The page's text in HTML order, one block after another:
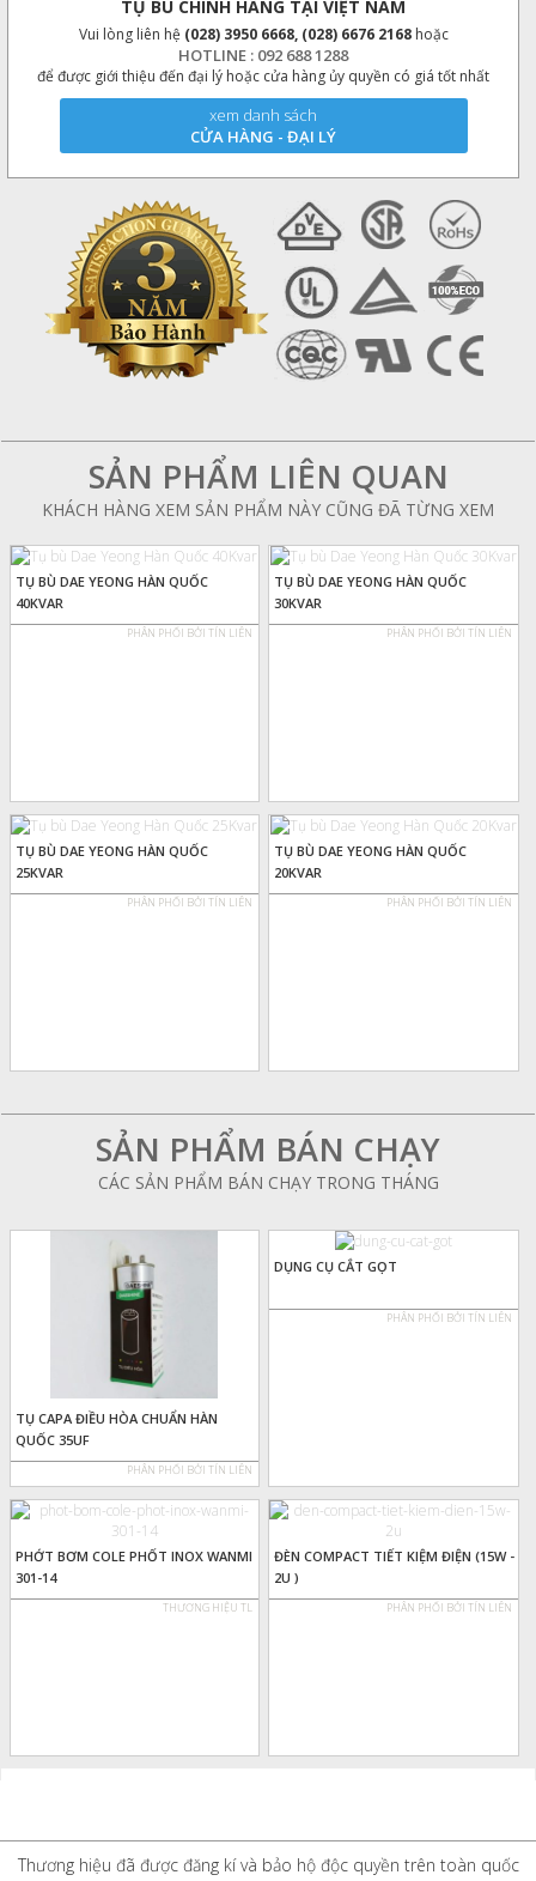
TỤ BÙ CHÍNH HÃNG TẠI VIỆT NAM
Vui lòng liên hệ (028) 3950 6668, (028) 6676 2168hoặc
HOTLINE : 092 688 1288
để được giới thiệu đến đại lý hoặc cửa hàng ủy quyền có giá tốt nhất
xem danh sách
CỬA HÀNG - ĐẠI LÝ
SẢN PHẨM LIÊN QUAN
KHÁCH HÀNG XEM SẢN PHẨM NÀY CŨNG ĐÃ TỪNG XEM
TỤ BÙ DAE YEONG HÀN QUỐC
40KVAR
PHÂN PHỐI BỞI TÍN LIÊN
TỤ BÙ DAE YEONG HÀN QUỐC
30KVAR
PHÂN PHỐI BỞI TÍN LIÊN
TỤ BÙ DAE YEONG HÀN QUỐC
25KVAR
PHÂN PHỐI BỞI TÍN LIÊN
TỤ BÙ DAE YEONG HÀN QUỐC
20KVAR
PHÂN PHỐI BỞI TÍN LIÊN
SẢN PHẨM BÁN CHẠY
CÁC SẢN PHẨM BÁN CHẠY TRONG THÁNG
TỤ CAPA ĐIỀU HÒA CHUẨN HÀN
QUỐC 35UF
PHÂN PHỐI BỞI TÍN LIÊN
DỤNG CỤ CẮT GỌT
PHÂN PHỐI BỞI TÍN LIÊN
PHỚT BƠM COLE PHỐT INOX WANMI
301-14
THƯƠNG HIỆU TL
ĐÈN COMPACT TIẾT KIỆM ĐIỆN (15W -
2U )
PHÂN PHỐI BỞI TÍN LIÊN
Thương hiệu đã được đăng kí và bảo hộ độc quyền trên toàn quốc